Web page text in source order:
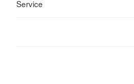
Service